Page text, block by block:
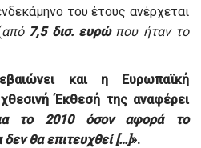
του έτους ανέρχεται
από 7,5 δισ. ευρώπου ήταν το
και η Ευρωπαϊκή
Έκθεσή της αναφέρει
το 2010 όσον αφορά το
θα επιτευχθεί […]».